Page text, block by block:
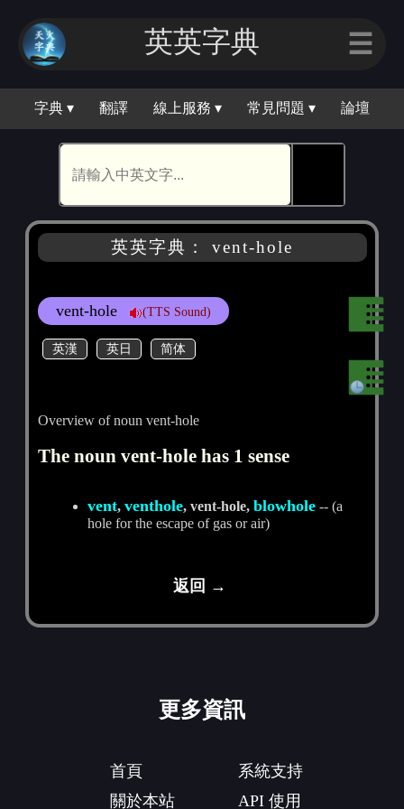
英英字典 ☰
字典 ▾ 翻譯 線上服務 ▾ 常見問題 ▾ 論壇
英英字典： vent-hole
vent-hole (TTS Sound)
英漢 英日 简体
Overview of noun vent-hole
The noun vent-hole has 1 sense
vent,venthole, vent-hole,blowhole -- (a
hole for the escape of gas or air)
返回 →
更多資訊
首頁
關於本站
系統支持
API 使用